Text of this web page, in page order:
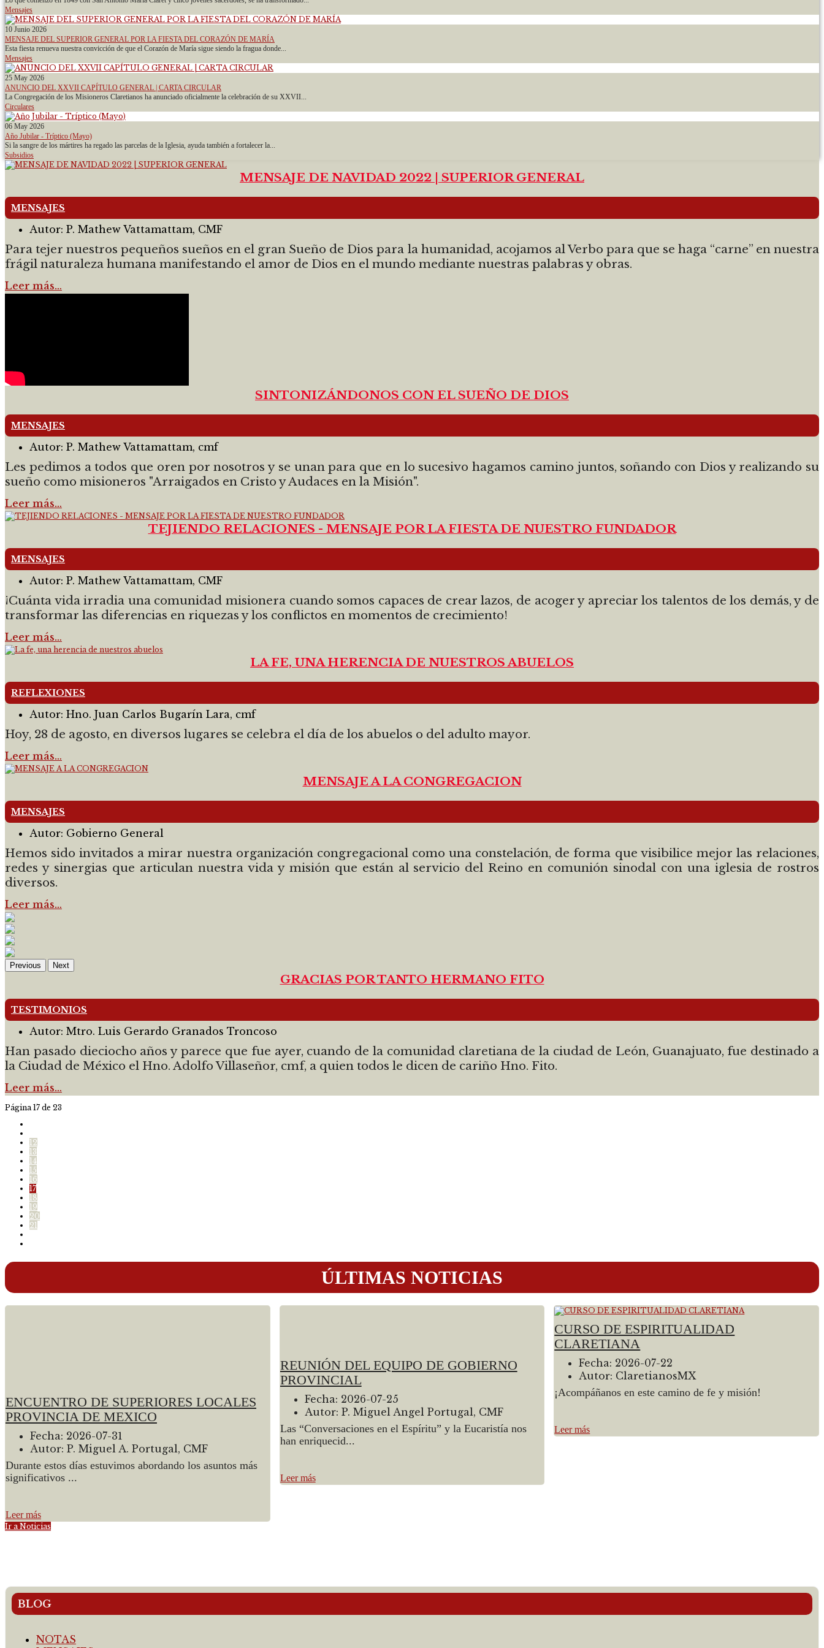
Mensajes
10 Junio 2026
MENSAJE DEL SUPERIOR GENERAL POR LA FIESTA DEL CORAZÓN DE MARÍA
Esta fiesta renueva nuestra convicción de que el Corazón de María sigue siendo la fragua donde...
Mensajes
25 May 2026
ANUNCIO DEL XXVII CAPÍTULO GENERAL | CARTA CIRCULAR
La Congregación de los Misioneros Claretianos ha anunciado oficialmente la celebración de su XXVII...
Circulares
06 May 2026
Año Jubilar - Tríptico (Mayo)
Si la sangre de los mártires ha regado las parcelas de la Iglesia, ayuda también a fortalecer la...
Subsidios
MENSAJE DE NAVIDAD 2022 | SUPERIOR GENERAL
MENSAJES
Autor: P. Mathew Vattamattam, CMF
Para tejer nuestros pequeños sueños en el gran Sueño de Dios para la humanidad, acojamos al Verbo para que se haga “carne” en nuestra
frágil naturaleza humana manifestando el amor de Dios en el mundo mediante nuestras palabras y obras.
Leer más…
SINTONIZÁNDONOS CON EL SUEÑO DE DIOS
MENSAJES
Autor: P. Mathew Vattamattam, cmf
Les pedimos a todos que oren por nosotros y se unan para que en lo sucesivo hagamos camino juntos, soñando con Dios y realizando su
sueño como misioneros "Arraigados en Cristo y Audaces en la Misión".
Leer más…
TEJIENDO RELACIONES - MENSAJE POR LA FIESTA DE NUESTRO FUNDADOR
MENSAJES
Autor: P. Mathew Vattamattam, CMF
¡Cuánta vida irradia una comunidad misionera cuando somos capaces de crear lazos, de acoger y apreciar los talentos de los demás, y de
transformar las diferencias en riquezas y los conflictos en momentos de crecimiento!
Leer más…
LA FE, UNA HERENCIA DE NUESTROS ABUELOS
REFLEXIONES
Autor: Hno. Juan Carlos Bugarín Lara, cmf
Hoy, 28 de agosto, en diversos lugares se celebra el día de los abuelos o del adulto mayor.
Leer más…
MENSAJE A LA CONGREGACION
MENSAJES
Autor: Gobierno General
Hemos sido invitados a mirar nuestra organización congregacional como una constelación, de forma que visibilice mejor las relaciones,
redes y sinergias que articulan nuestra vida y misión que están al servicio del Reino en comunión sinodal con una iglesia de rostros
diversos.
Leer más…
Previous Next
GRACIAS POR TANTO HERMANO FITO
TESTIMONIOS
Autor: Mtro. Luis Gerardo Granados Troncoso
Han pasado dieciocho años y parece que fue ayer, cuando de la comunidad claretiana de la ciudad de León, Guanajuato, fue destinado a
la Ciudad de México el Hno. Adolfo Villaseñor, cmf, a quien todos le dicen de cariño Hno. Fito.
Leer más…
Página 17 de 23
12
13
14
15
16
17
18
19
20
21
ÚLTIMAS NOTICIAS
ENCUENTRO DE SUPERIORES LOCALES
PROVINCIA DE MEXICO
Fecha: 2026-07-31
Autor: P. Miguel A. Portugal, CMF
Durante estos días estuvimos abordando los asuntos más
significativos ...
Leer más
REUNIÓN DEL EQUIPO DE GOBIERNO
PROVINCIAL
Fecha: 2026-07-25
Autor: P. Miguel Angel Portugal, CMF
Las “Conversaciones en el Espíritu” y la Eucaristía nos
han enriquecid...
Leer más
CURSO DE ESPIRITUALIDAD
CLARETIANA
Fecha: 2026-07-22
Autor: ClaretianosMX
¡Acompáñanos en este camino de fe y misión!
Leer más
Ir a Noticias
BLOG
NOTAS